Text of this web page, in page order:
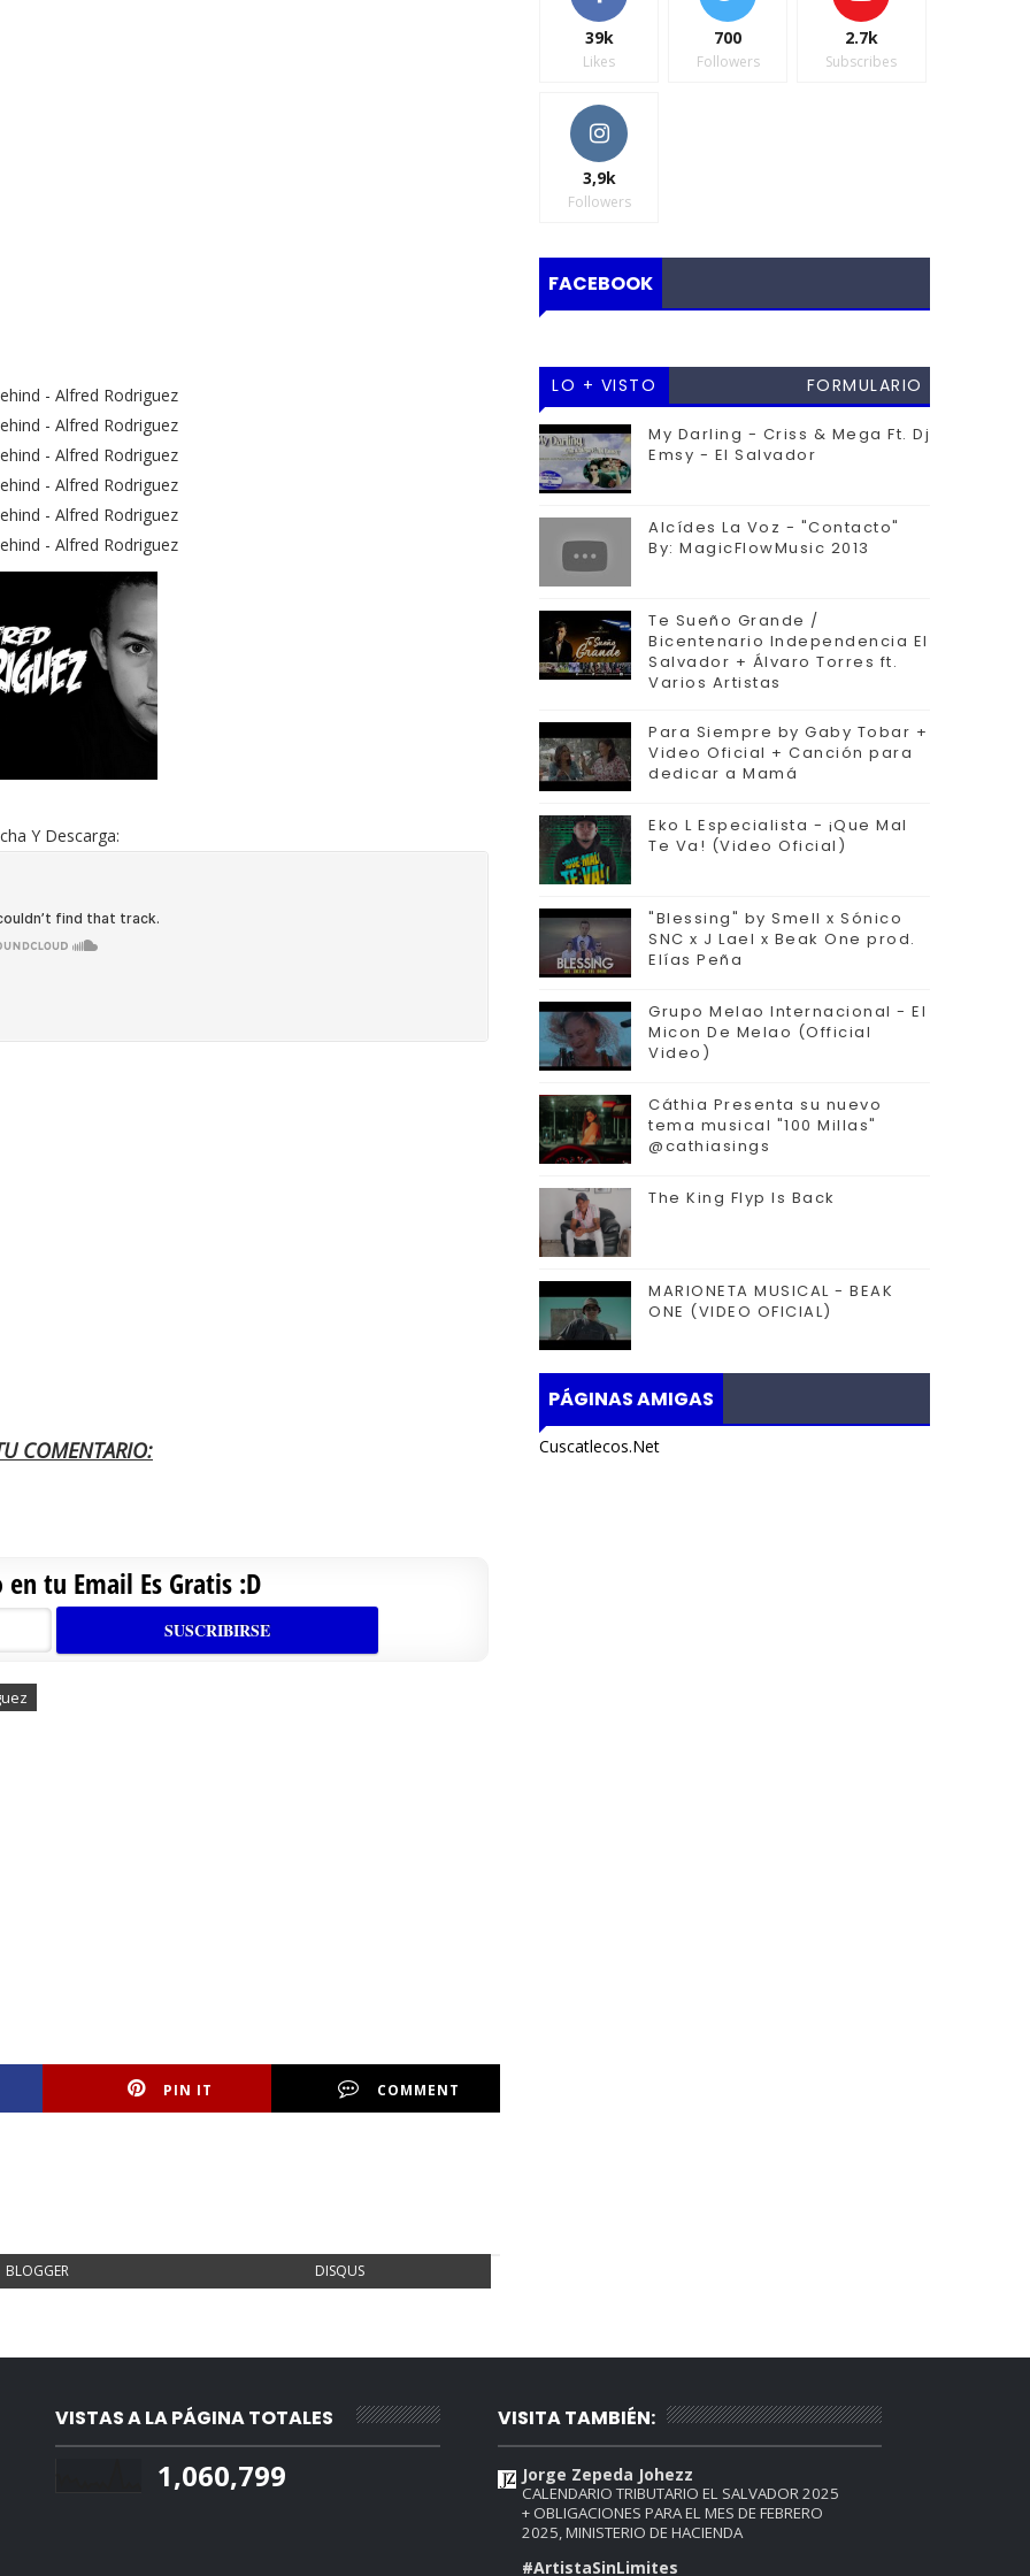
- Alfred Rodriguez
- Alfred Rodriguez
- Alfred Rodriguez
- Alfred Rodriguez
- Alfred Rodriguez
- Alfred Rodriguez
Y Descarga:
COMENTARIO:
tu Email Es Gratis :D
PIN IT COMMENT
BLOGGER DISQUS
39k
Likes
700
Followers
2.7k
Subscribes
3,9k
Followers
FACEBOOK
LO + VISTO
FORMULARIO
CONTACTO
My Darling - Criss & Mega Ft. Dj
Emsy - El Salvador
Alcídes La Voz - "Contacto"
By: MagicFlowMusic 2013
Te Sueño Grande /
Bicentenario Independencia El
Salvador + Álvaro Torres ft.
Varios Artistas
Para Siempre by Gaby Tobar +
Video Oficial + Canción para
dedicar a Mamá
Eko L Especialista - ¡Que Mal
Te Va! (Video Oficial)
"Blessing" by Smell x Sónico
SNC x J Lael x Beak One prod.
Elías Peña
Grupo Melao Internacional - El
Micon De Melao (Official
Video)
Cáthia Presenta su nuevo
tema musical "100 Millas"
@cathiasings
The King Flyp Is Back
MARIONETA MUSICAL - BEAK
ONE (VIDEO OFICIAL)
PÁGINAS AMIGAS
Cuscatlecos.Net
VISTAS A LA PÁGINA TOTALES
1,060,799
VISITA TAMBIÉN:
Jorge Zepeda Johezz
CALENDARIO TRIBUTARIO EL SALVADOR 2025
+ OBLIGACIONES PARA EL MES DE FEBRERO
2025, MINISTERIO DE HACIENDA
#ArtistaSinLimites